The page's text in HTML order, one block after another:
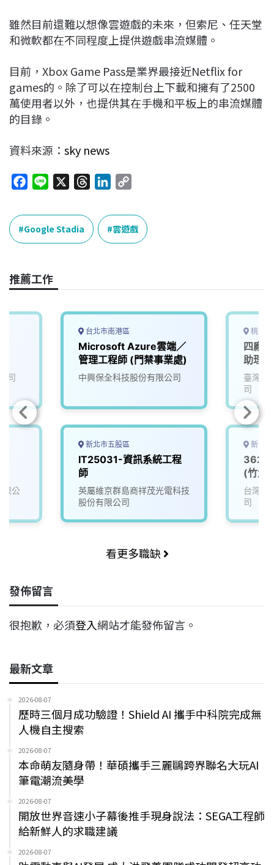
雖然目前還難以想像雲遊戲的未來，但索尼、任天堂
和微軟都在不同程度上提供遊戲串流媒體。
目前，Xbox Game Pass是業界最接近Netflix for
games的。除了可以在控制台上下載和擁有了2500
萬使用者以外，也提供其在手機和平板上的串流媒體
的目錄。
資料來源： sky news
c
e
b
o
k
n
e
e
n
k
e
n
p
y
L
k
Google Stadia 雲遊戲
推薦工作
司
限公
台北市南港區
Microsoft Azure雲端／
管理工程師 (門禁事業處)
中興保全科技股份有限公司
新北市五股區
IT25031-資訊系統工程
師
英屬維京群島商祥茂光電科技
股份有限公司
桃園
四廠-
助理
臺灣永
司
新竹
(竹北)
台灣矽
司
看更多職缺
發佈留言
很抱歉，必須登入網站才能發佈留言。
最新文章
2026-08-07
歷時三個月成功驗證！Shield AI 攜手中科院完成無
人機自主搜索
2026-08-07
本命萌友隨身帶！華碩攜手三麗鷗跨界聯名大玩AI
筆電潮流美學
2026-08-07
開放世界音速小子幕後推手現身說法：SEGA工程師
給新鮮人的求職建議
2026-08-07